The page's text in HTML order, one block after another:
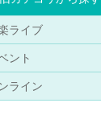
ライブ
ント
ライン